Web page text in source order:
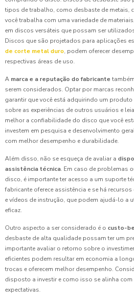
tipos de trabalho, como desbaste de metais,
você trabalha com uma variedade de
em discos versáteis que possam ser
Discos que são projetados para aplicações
de corte metal duro, podem oferecer
respectivas áreas de uso.
A marca e a reputação do fabricante
serem considerados. Optar por marcas
garantir que você está adquirindo um
sobre as experiências de outros usuários e
melhor a confiabilidade do disco que você
investem em pesquisa e desenvolvimento
com melhor desempenho e durabilidade.
Além disso, não se esqueça de avaliar a
assistência técnica. Em caso de problemas
disco, é importante ter acesso a um suporte
fabricante oferece assistência e se há
e vídeos de instrução, que podem ajudá-lo a
eficaz.
Outro aspecto a ser considerado é o custo-
desbaste de alta qualidade possam ter um
importante avaliar o retorno sobre o
eficientes podem resultar em economia a
trocas e oferecem melhor desempenho.
disposto a investir e como isso se alinha com
expectativas.